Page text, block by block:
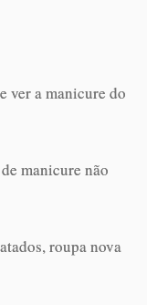
ver a manicure do
manicure não
roupa nova